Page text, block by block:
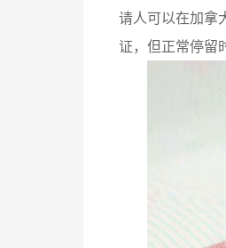
请人可以在加拿
证，但正常停留